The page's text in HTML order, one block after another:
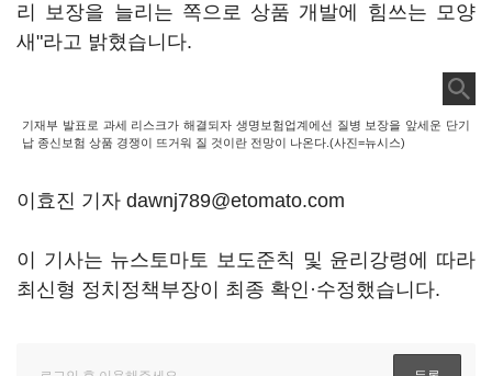
리 보장을 늘리는 쪽으로 상품 개발에 힘쓰는 모양
새"라고 밝혔습니다.
기재부 발표로 과세 리스크가 해결되자 생명보험업계에선 질병 보장을 앞세운 단기
납 종신보험 상품 경쟁이 뜨거워 질 것이란 전망이 나온다.(사진=뉴시스)
이효진 기자 dawnj789@etomato.com
이 기사는 뉴스토마토 보도준칙 및 윤리강령에 따라
최신형 정치정책부장이 최종 확인·수정했습니다.